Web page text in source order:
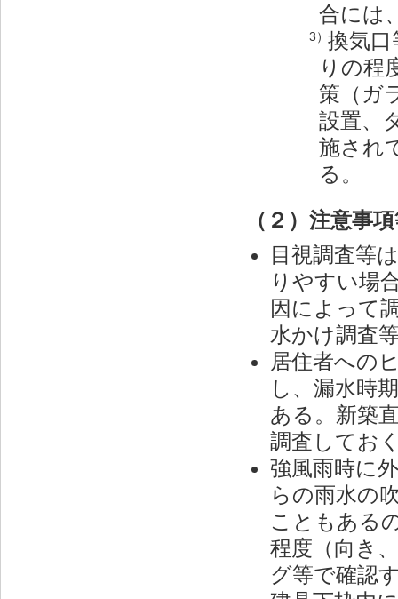
合には
3）換気
りの程
策（ガ
設置、
施され
る。
（２）注意事
目視調査等
りやすい場
因によって
水かけ調査
居住者への
し、漏水時
ある。新築
調査してお
強風雨時に
らの雨水の
こともある
程度（向き
グ等で確認